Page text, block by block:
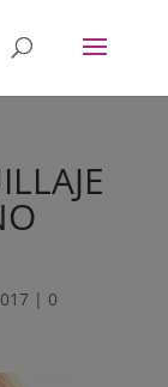
| 0